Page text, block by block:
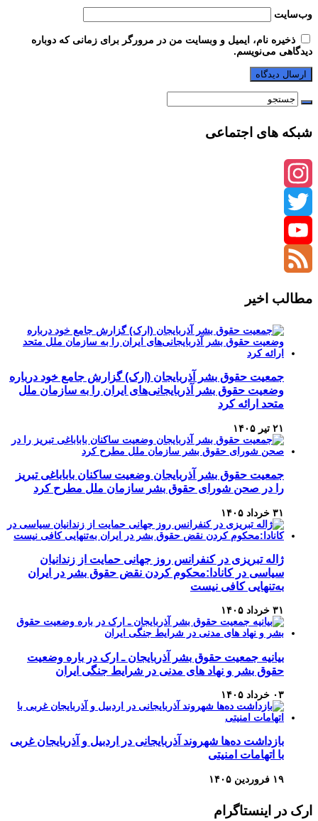
وب‌سایت
ذخیره نام، ایمیل و وبسایت من در مرورگر برای زمانی که دوباره
دیدگاهی می‌نویسم.
شبکه های اجتماعی
Instagram
Twitter
YouTube
مطالب اخیر
جمعیت حقوق بشر آذربایجان (ارک) گزارش جامع خود درباره
وضعیت حقوق بشر آذربایجانی‌های ایران را به سازمان ملل
متحد ارائه کرد
۲۱ تیر ۱۴۰۵
جمعیت حقوق بشر آذربایجان وضعیت ساکنان باباباغی تبریز
را در صحن شورای حقوق بشر سازمان ملل مطرح کرد
۳۱ خرداد ۱۴۰۵
ژاله تبریزی در کنفرانس روز جهانی حمایت از زندانیان
سیاسی در کانادا:محکوم کردن نقض حقوق بشر در ایران
به‌تنهایی کافی نیست
۳۱ خرداد ۱۴۰۵
بیانیه جمعیت حقوق بشر آذربایجان ـ ارک در باره وضعیت
حقوق بشر و نهاد های مدنی در شرایط جنگی ایران
۰۳ خرداد ۱۴۰۵
بازداشت ده‌ها شهروند آذربایجانی در اردبیل و آذربایجان غربی
با اتهامات امنیتی
۱۹ فروردین ۱۴۰۵
ارک در اینستاگرام